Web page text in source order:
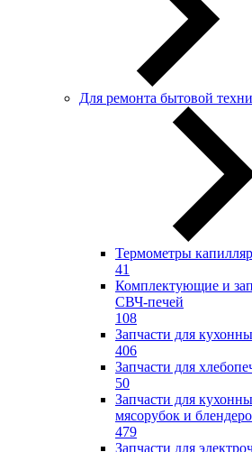
Для ремонта бытовой
Термометры
41
Комплектующие и
СВЧ-печей
108
Запчасти для
406
Запчасти для
50
Запчасти для
мясорубок и
479
Запчасти для